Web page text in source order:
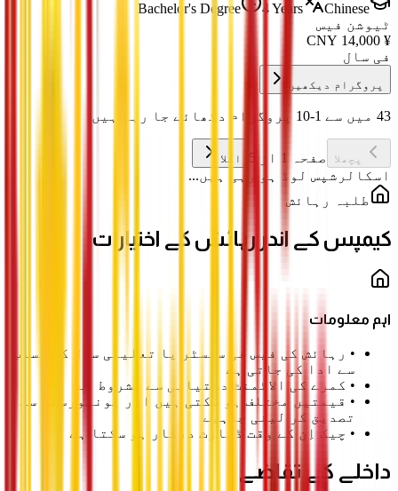
Bachelor's Degree 4 Years
Chinese
ٹیوشن فیس
¥
14,000
فی سال
پروگرام دیکھیں
43 میں سے 1-10 پروگرام دکھائے جا رہے ہیں
پچھلا صفحہ 1 از 5 اگلا
اسکالرشپس لوڈ ہو رہی ہیں...
طلبہ رہائش
کیمپس کے اندر رہائش کے اختیارات
اہم معلومات
• رہائش کی فیس فی سمسٹر یا تعلیمی سال کے حساب
سے ادا کی جاتی ہے
• کمرے کی الاٹمنٹ دستیابی سے مشروط ہے
• قیمتیں مختلف ہو سکتی ہیں اور یونیورسٹی سے
تصدیق کر لینی چاہیے
• چیک اِن کے وقت ڈپازٹ درکار ہو سکتا ہے
داخلے کے تقاضے